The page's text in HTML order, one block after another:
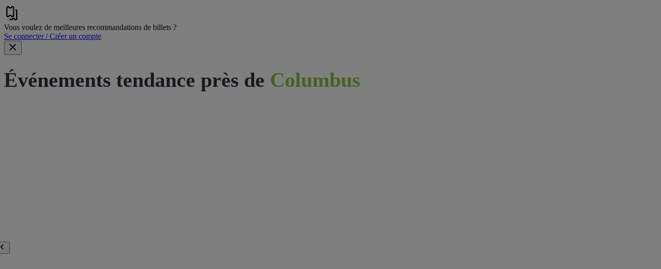
Vous voulez de meilleures recommandations de billets ?
Se connecter / Créer un compte
Événements tendance près de Columbus